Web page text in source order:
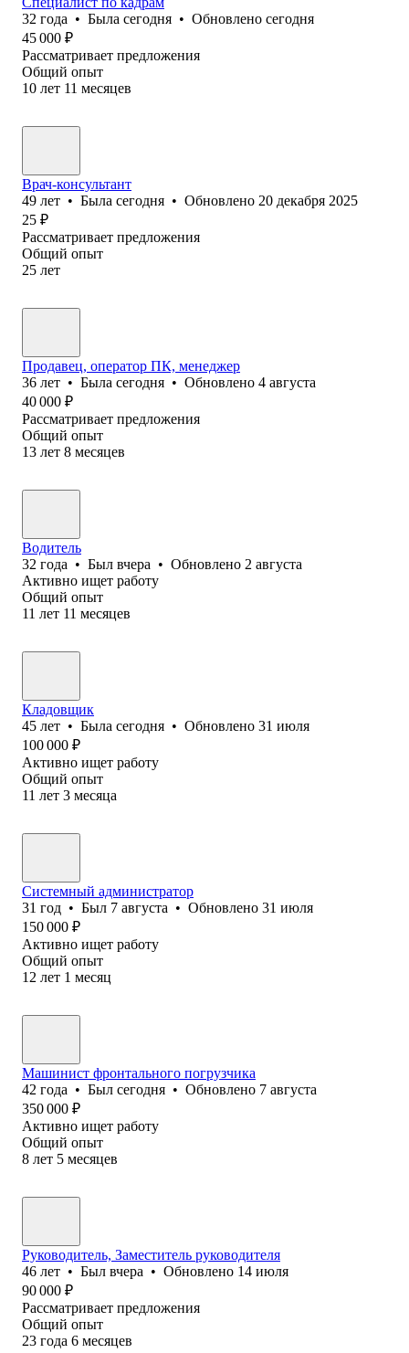
32 года • Была сегодня • Обновлено сегодня
45 000 ₽
Рассматривает предложения
Общий опыт
10 лет 11 месяцев
Врач-консультант
49 лет • Была сегодня • Обновлено 20 декабря 2025
25 ₽
Рассматривает предложения
Общий опыт
25 лет
Продавец, оператор ПК, менеджер
36 лет • Была сегодня • Обновлено 4 августа
40 000 ₽
Рассматривает предложения
Общий опыт
13 лет 8 месяцев
Водитель
32 года • Был вчера • Обновлено 2 августа
Активно ищет работу
Общий опыт
11 лет 11 месяцев
Кладовщик
45 лет • Была сегодня • Обновлено 31 июля
100 000 ₽
Активно ищет работу
Общий опыт
11 лет 3 месяца
Системный администратор
31 год • Был 7 августа • Обновлено 31 июля
150 000 ₽
Активно ищет работу
Общий опыт
12 лет 1 месяц
Машинист фронтального погрузчика
42 года • Был сегодня • Обновлено 7 августа
350 000 ₽
Активно ищет работу
Общий опыт
8 лет 5 месяцев
Руководитель, Заместитель руководителя
46 лет • Был вчера • Обновлено 14 июля
90 000 ₽
Рассматривает предложения
Общий опыт
23 года 6 месяцев